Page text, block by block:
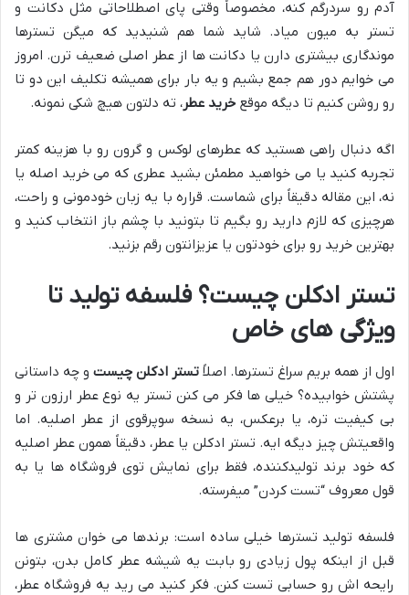
آدم رو سردرگم کنه، مخصوصاً وقتی پای اصطلاحاتی مثل دکانت و
تستر به میون میاد. شاید شما هم شنیدید که میگن تسترها
موندگاری بیشتری دارن یا دکانت ها از عطر اصلی ضعیف ترن. امروز
می خوایم دور هم جمع بشیم و یه بار برای همیشه تکلیف این دو تا
رو روشن کنیم تا دیگه موقع خرید عطر، ته دلتون هیچ شکی نمونه.
اگه دنبال راهی هستید که عطرهای لوکس و گرون رو با هزینه کمتر
تجربه کنید یا می خواهید مطمئن بشید عطری که می خرید اصله یا
نه، این مقاله دقیقاً برای شماست. قراره با یه زبان خودمونی و راحت،
هرچیزی که لازم دارید رو بگیم تا بتونید با چشم باز انتخاب کنید و
بهترین خرید رو برای خودتون یا عزیزانتون رقم بزنید.
تستر ادکلن چیست؟ فلسفه تولید تا
ویژگی های خاص
اول از همه بریم سراغ تسترها. اصلاً تستر ادکلن چیست و چه داستانی
پشتش خوابیده؟ خیلی ها فکر می کنن تستر یه نوع عطر ارزون تر و
بی کیفیت تره، یا برعکس، یه نسخه سوپرقوی از عطر اصلیه. اما
واقعیتش چیز دیگه ایه. تستر ادکلن یا عطر، دقیقاً همون عطر اصلیه
که خود برند تولیدکننده، فقط برای نمایش توی فروشگاه ها یا به
قول معروف “تست کردن” میفرسته.
فلسفه تولید تسترها خیلی ساده است: برندها می خوان مشتری ها
قبل از اینکه پول زیادی رو بابت یه شیشه عطر کامل بدن، بتونن
رایحه اش رو حسابی تست کنن. فکر کنید می رید یه فروشگاه عطر،